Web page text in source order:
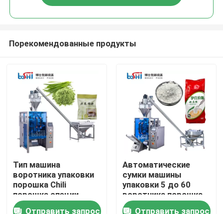
Дома
О Компании
Контакты
Порекомендованные продукты
Тип машина
воротника упаковки
порошка Chili
порошка специи
порошка Masala
Отправить запрос
Автоматические
сумки машины
упаковки 5 до 60
воротника порошка
пшеничной муки
Отправить запрос